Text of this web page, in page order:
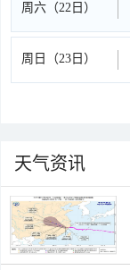
周六（22日）
周日（23日）
天气资讯